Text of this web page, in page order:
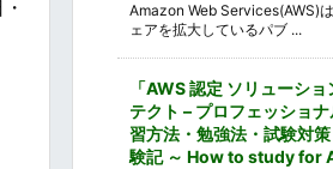
Amazon Web Services(AWS)
ェアを拡大しているパブ ...
「AWS 認定 ソリューシ
テクト – プロフェッショ
習方法・勉強法・試験対
験記 ～ How to study for